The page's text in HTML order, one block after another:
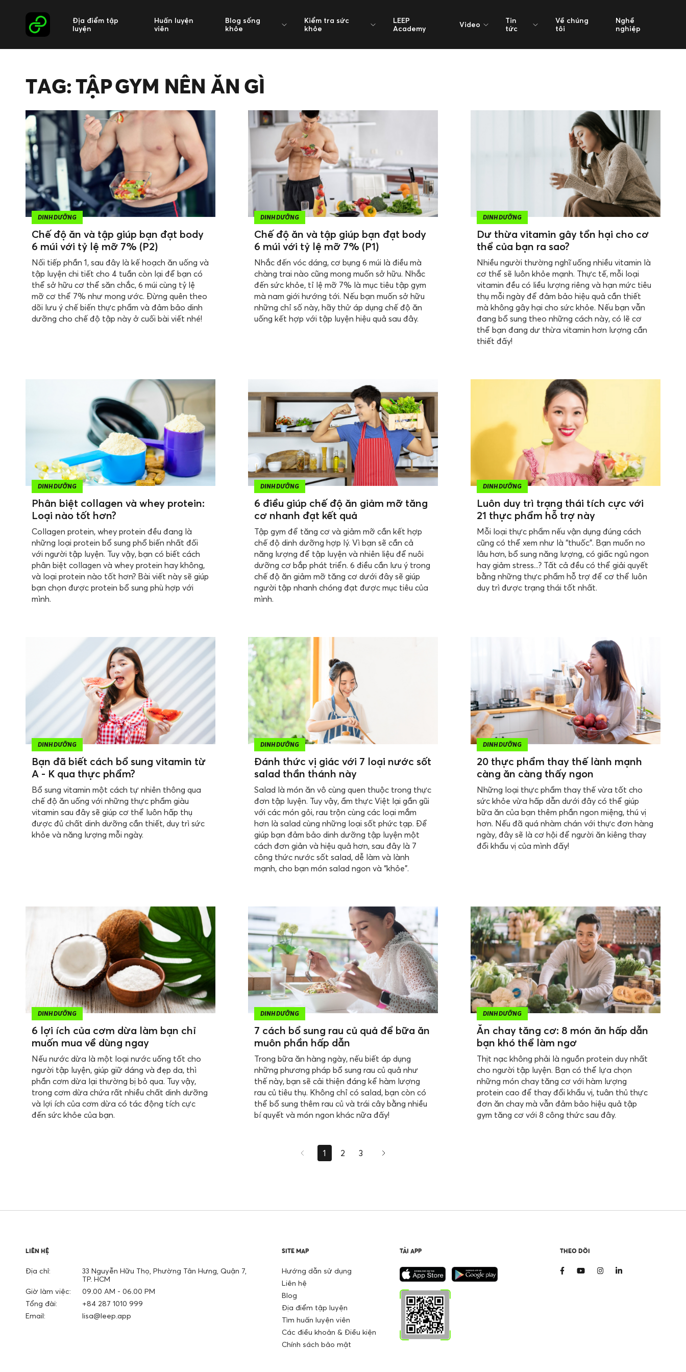
Địa điểm tập
luyện
Huấn luyện
viên
Blog sống
khỏe
Kiểm tra sức
khỏe
LEEP
Academy
Video
Tin
tức
Về chúng
tôi
Nghề
nghiệp
TAG: TẬP GYM NÊN ĂN GÌ
DINH DƯỠNG
Chế độ ăn và tập giúp bạn đạt body
6 múi với tỷ lệ mỡ 7% (P2)
Nối tiếp phần 1, sau đây là kế hoạch ăn uống và
tập luyện chi tiết cho 4 tuần còn lại để bạn có
thể sở hữu cơ thể săn chắc, 6 múi cùng tỷ lệ
mỡ cơ thể 7% như mong ước. Đừng quên theo
dõi lưu ý chế biến thực phẩm và đảm bảo dinh
dưỡng cho chế độ tập này ở cuối bài viết nhé!
DINH DƯỠNG
Chế độ ăn và tập giúp bạn đạt body
6 múi với tỷ lệ mỡ 7% (P1)
Nhắc đến vóc dáng, cơ bụng 6 múi là điều mà
chàng trai nào cũng mong muốn sở hữu. Nhắc
đến sức khỏe, tỉ lệ mỡ 7% là mục tiêu tập gym
mà nam giới hướng tới. Nếu bạn muốn sở hữu
những chỉ số này, hãy thử áp dụng chế độ ăn
uống kết hợp với tập luyện hiệu quả sau đây.
DINH DƯỠNG
Dư thừa vitamin gây tổn hại cho cơ
thể của bạn ra sao?
Nhiều người thường nghĩ uống nhiều vitamin là
cơ thể sẽ luôn khỏe mạnh. Thực tế, mỗi loại
vitamin đều có liều lượng riêng và hạn mức tiêu
thụ mỗi ngày để đảm bảo hiệu quả cần thiết
mà không gây hại cho sức khỏe. Nếu bạn vẫn
đang bổ sung theo những cách này, có lẽ cơ
thể bạn đang dư thừa vitamin hơn lượng cần
thiết đấy!
DINH DƯỠNG
Phân biệt collagen và whey protein:
Loại nào tốt hơn?
Collagen protein, whey protein đều đang là
những loại protein bổ sung phổ biến nhất đối
với người tập luyện. Tuy vậy, bạn có biết cách
phân biệt collagen và whey protein hay không,
và loại protein nào tốt hơn? Bài viết này sẽ giúp
bạn chọn được protein bổ sung phù hợp với
mình.
DINH DƯỠNG
6 điều giúp chế độ ăn giảm mỡ tăng
cơ nhanh đạt kết quả
Tập gym để tăng cơ và giảm mỡ cần kết hợp
chế độ dinh dưỡng hợp lý. Vì bạn sẽ cần cả
năng lượng để tập luyện và nhiên liệu để nuôi
dưỡng cơ bắp phát triển. 6 điều cần lưu ý trong
chế độ ăn giảm mỡ tăng cơ dưới đây sẽ giúp
người tập nhanh chóng đạt được mục tiêu của
mình.
DINH DƯỠNG
Luôn duy trì trạng thái tích cực với
21 thực phẩm hỗ trợ này
Mỗi loại thực phẩm nếu vận dụng đúng cách
cũng có thể xem như là “thuốc”. Bạn muốn no
lâu hơn, bổ sung năng lượng, có giấc ngủ ngon
hay giảm stress...? Tất cả đều có thể giải quyết
bằng những thực phẩm hỗ trợ để cơ thể luôn
duy trì được trạng thái tốt nhất.
DINH DƯỠNG
Bạn đã biết cách bổ sung vitamin từ
A - K qua thực phẩm?
Bổ sung vitamin một cách tự nhiên thông qua
chế độ ăn uống với những thực phẩm giàu
vitamin sau đây sẽ giúp cơ thể luôn hấp thụ
được đủ chất dinh dưỡng cần thiết, duy trì sức
khỏe và năng lượng mỗi ngày.
DINH DƯỠNG
Đánh thức vị giác với 7 loại nước sốt
salad thần thánh này
Salad là món ăn vô cùng quen thuộc trong thực
đơn tập luyện. Tuy vậy, ẩm thực Việt lại gần gũi
với các món gỏi, rau trộn cùng các loại mắm
hơn là salad cùng những loại sốt phức tạp. Để
giúp bạn đảm bảo dinh dưỡng tập luyện một
cách đơn giản và hiệu quả hơn, sau đây là 7
công thức nước sốt salad, dễ làm và lành
mạnh, cho bạn món salad ngon và “khỏe”.
DINH DƯỠNG
20 thực phẩm thay thế lành mạnh
càng ăn càng thấy ngon
Những loại thực phẩm thay thế vừa tốt cho
sức khỏe vừa hấp dẫn dưới đây có thể giúp
bữa ăn của bạn thêm phần ngon miệng, thú vị
hơn. Nếu đã quá nhàm chán với thực đơn hàng
ngày, đây sẽ là cơ hội để người ăn kiêng thay
đổi khẩu vị của mình đấy!
DINH DƯỠNG
6 lợi ích của cơm dừa làm bạn chỉ
muốn mua về dùng ngay
Nếu nước dừa là một loại nước uống tốt cho
người tập luyện, giúp giữ dáng và đẹp da, thì
phần cơm dừa lại thường bị bỏ qua. Tuy vậy,
trong cơm dừa chứa rất nhiều chất dinh dưỡng
và lợi ích của cơm dừa có tác động tích cực
đến sức khỏe của bạn.
DINH DƯỠNG
7 cách bổ sung rau củ quả để bữa ăn
muôn phần hấp dẫn
Trong bữa ăn hàng ngày, nếu biết áp dụng
những phương pháp bổ sung rau củ quả như
thế này, bạn sẽ cải thiện đáng kể hàm lượng
rau củ tiêu thụ. Không chỉ có salad, bạn còn có
thể bổ sung thêm rau củ và trái cây bằng nhiều
bí quyết và món ngon khác nữa đấy!
DINH DƯỠNG
Ăn chay tăng cơ: 8 món ăn hấp dẫn
bạn khó thể làm ngơ
Thịt nạc không phải là nguồn protein duy nhất
cho người tập luyện. Bạn có thể lựa chọn
những món chay tăng cơ với hàm lượng
protein cao để thay đổi khẩu vị, tuân thủ thực
đơn ăn chay mà vẫn đảm bảo hiệu quả tập
gym tăng cơ với 8 công thức sau đây.
1 2 3
LIÊN HỆ
Địa chỉ:
33 Nguyễn Hữu Thọ, Phường Tân Hưng, Quận 7,
TP. HCM
Giờ làm việc:
09.00 AM - 06.00 PM
Tổng đài:
+84 287 1010 999
Email:
lisa@leep.app
SITE MAP
Hướng dẫn sử dụng
Liên hệ
Blog
Địa điểm tập luyện
Tìm huấn luyện viên
Các điều khoản & Điều kiện
Chính sách bảo mật
TẢI APP THEO DÕI